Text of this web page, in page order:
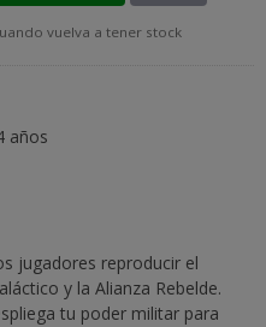
vuelva a tener stock
años
jugadores reproducir el
y la Alianza Rebelde.
tu poder militar para